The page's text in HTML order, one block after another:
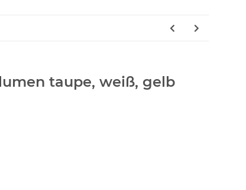
taupe, weiß, gelb